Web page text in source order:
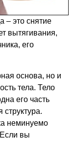
– это снятие
вытягивания,
его
основа, но и
тела. Тело
его часть
структура.
неминуемо
вы